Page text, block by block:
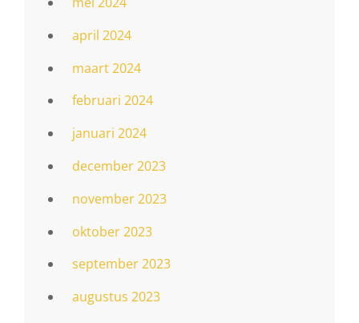
april 2024
maart 2024
februari 2024
januari 2024
december 2023
november 2023
oktober 2023
september 2023
augustus 2023